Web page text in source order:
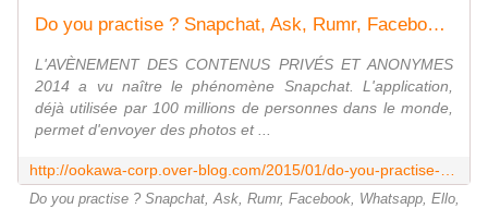
Do you practise ? Snapchat, Ask, Rumr, Facebook, Whatsapp, Ello, Instagram, Twitter, Yotube social networks ? - OOKAWA Corp.
L'AVÈNEMENT DES CONTENUS PRIVÉS ET ANONYMES
2014 a vu naître le phénomène Snapchat. L'application,
déjà utilisée par 100 millions de personnes dans le monde,
permet d'envoyer des photos et ...
Do you practise ? Snapchat, Ask, Rumr, Facebook, Whatsapp, Ello,